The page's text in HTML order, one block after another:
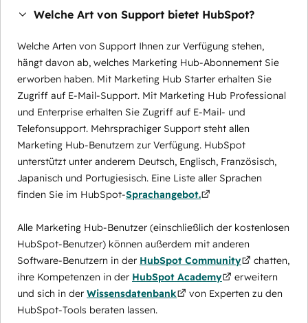
Welche Art von Support bietet HubSpot?
Welche Arten von Support Ihnen zur Verfügung stehen,
hängt davon ab, welches Marketing Hub-Abonnement Sie
erworben haben. Mit Marketing Hub Starter erhalten Sie
Zugriff auf E-Mail-Support. Mit Marketing Hub Professional
und Enterprise erhalten Sie Zugriff auf E-Mail- und
Telefonsupport. Mehrsprachiger Support steht allen
Marketing Hub-Benutzern zur Verfügung. HubSpot
unterstützt unter anderem Deutsch, Englisch, Französisch,
Japanisch und Portugiesisch. Eine Liste aller Sprachen
finden Sie im HubSpot-Sprachangebot.
Alle Marketing Hub-Benutzer (einschließlich der kostenlosen
HubSpot-Benutzer) können außerdem mit anderen
Software-Benutzern in der HubSpot Community
chatten,
ihre Kompetenzen in der HubSpot Academy
erweitern
und sich in der Wissensdatenbank
von Experten zu den
HubSpot-Tools beraten lassen.